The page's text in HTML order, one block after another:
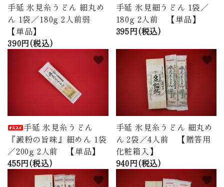
お問い合わせ
ページ一覧
手延 氷見糸うどん 細丸め
ん 1袋／180g 2人前弱
【単品】
390円(税込)
手延 氷見細うどん 1袋／
180g 2人前 【単品】
395円(税込)
手延 氷見糸うどん
『澱粉の旨味』細めん 1袋
／200g 2人前 【単品】
455円(税込)
favorite
手延 氷見糸うどん 細丸め
ん 2袋／4人前 【贈答用
化粧箱入】
940円(税込)
favorite
favorite favorite